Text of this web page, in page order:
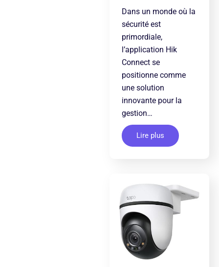
Dans un monde où la
sécurité est
primordiale,
l’application Hik
Connect se
positionne comme
une solution
innovante pour la
gestion…
Lire plus